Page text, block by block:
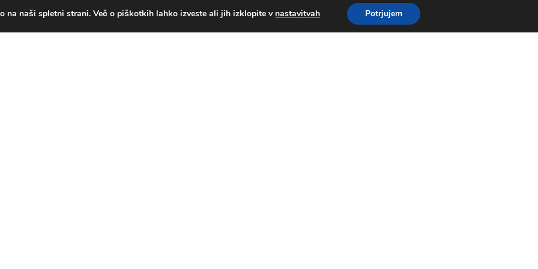
in zabavna igra blokov. Ta Block Puzzle ima nov kombinirani
polna, bo to povzročilo tresenje zaslona in vsi bloki
na naši spletni strani. Več o piškotkih lahko izveste ali jih izklopite v nastavitvah Potrjujem